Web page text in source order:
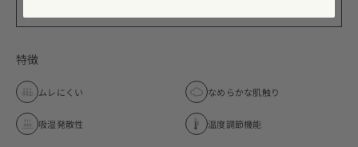
特徴
ムレにくい なめらかな肌触り
吸湿発散性 温度調節機能